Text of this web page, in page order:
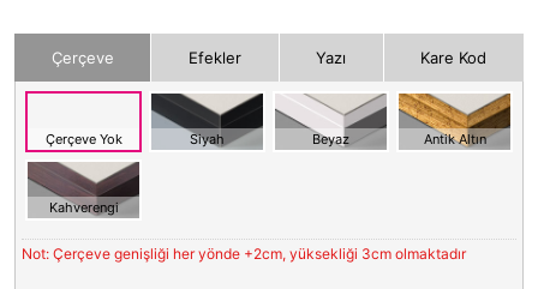
Çerçeve Efekler Yazı Kare Kod
Çerçeve Yok Siyah Beyaz Antik Altın
Kahverengi
Not: Çerçeve genişliği her yönde +2cm, yüksekliği 3cm olmaktadır